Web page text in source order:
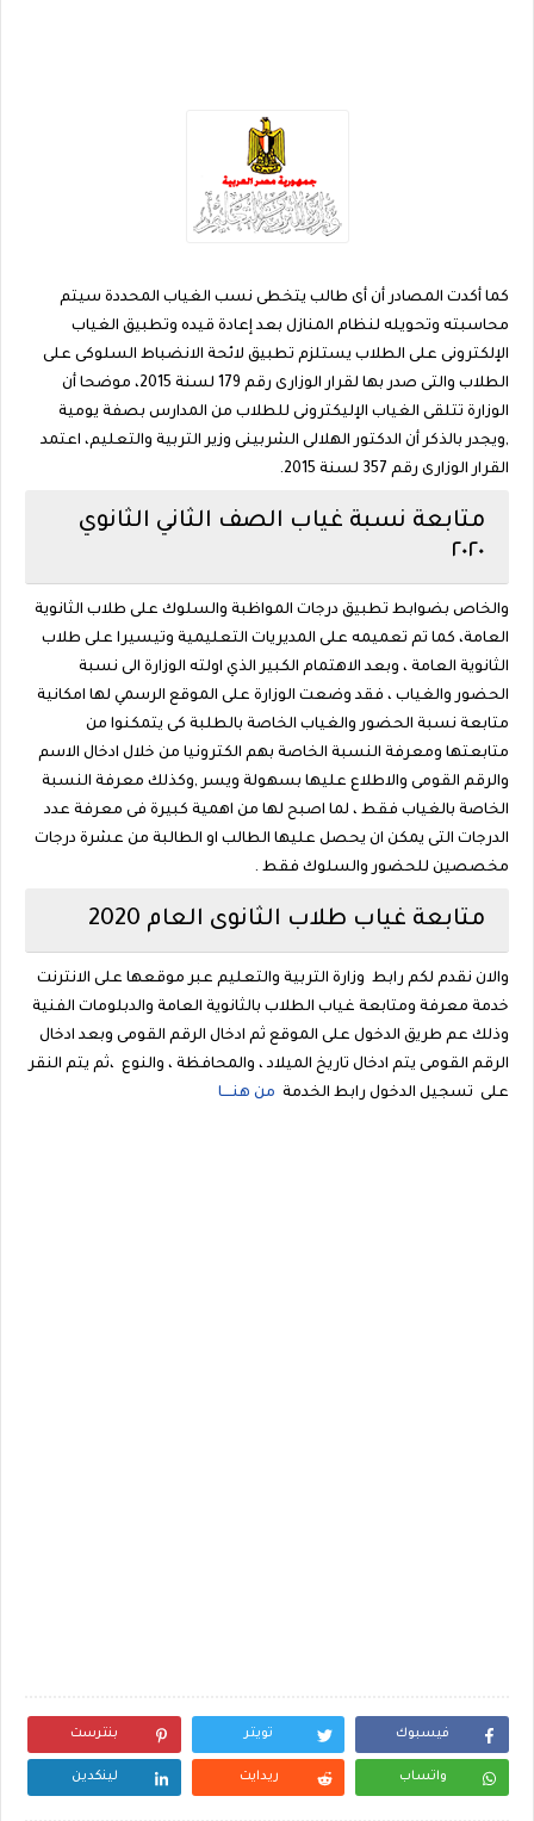
كما أكدت المصادر أن أى طالب يتخطى نسب الغياب المحددة سيتم
محاسبته وتحويله لنظام المنازل بعد إعادة قيده وتطبيق الغياب
الإلكترونى على الطلاب يستلزم تطبيق لائحة الانضباط السلوكى على
الطلاب والتى صدر بها لقرار الوزارى رقم 179 لسنة 2015، موضحا أن
الوزارة تتلقى الغياب الإليكترونى للطلاب من المدارس بصفة يومية
,ويجدر بالذكر أن الدكتور الهلالى الشربينى وزير التربية والتعليم، اعتمد
القرار الوزارى رقم 357 لسنة 2015.
متابعة نسبة غياب الصف الثاني الثانوي
٢٠٢٠
والخاص بضوابط تطبيق درجات المواظبة والسلوك على طلاب الثانوية
العامة، كما تم تعميمه على المديريات التعليمية وتيسيرا على طلاب
الثانوية العامة ، وبعد الاهتمام الكبير الذي اولته الوزارة الى نسبة
الحضور والغياب ، فقد وضعت الوزارة على الموقع الرسمي لها امكانية
متابعة نسبة الحضور والغياب الخاصة بالطلبة كى يتمكنوا من
متابعتها ومعرفة النسبة الخاصة بهم الكترونيا من خلال ادخال الاسم
والرقم القومى والاطلاع عليها بسهولة ويسر ,وكذلك معرفة النسبة
الخاصة بالغياب فقط ، لما اصبح لها من اهمية كبيرة فى معرفة عدد
الدرجات التى يمكن ان يحصل عليها الطالب او الطالبة من عشرة درجات
مخصصين للحضور والسلوك فقط .
متابعة غياب طلاب الثانوى العام 2020
والان نقدم لكم رابط وزارة التربية والتعليم عبر موقعها على الانترنت
خدمة معرفة ومتابعة غياب الطلاب بالثانوية العامة والدبلومات الفنية
وذلك عم طريق الدخول على الموقع ثم ادخال الرقم القومى وبعد ادخال
الرقم القومى يتم ادخال تاريخ الميلاد ، والمحافظة ، والنوع ،ثم يتم النقر
على تسجيل الدخول رابط الخدمة من هنــــا
فيسبوك تويتر بنترست
واتساب ريدايت لينكدين